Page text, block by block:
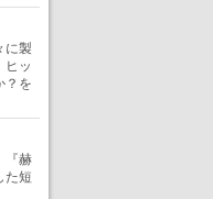
に製
ヒッ
？を
『赫
た短